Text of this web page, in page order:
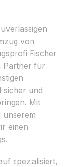
von
Fischer
Partner für
sicher und
Mit
unserem
einen
spezialisiert,